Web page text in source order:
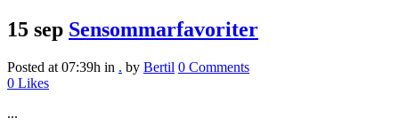
15 sep Sensommarfavoriter
Posted at 07:39h in . by Bertil 0 Comments
0 Likes
...